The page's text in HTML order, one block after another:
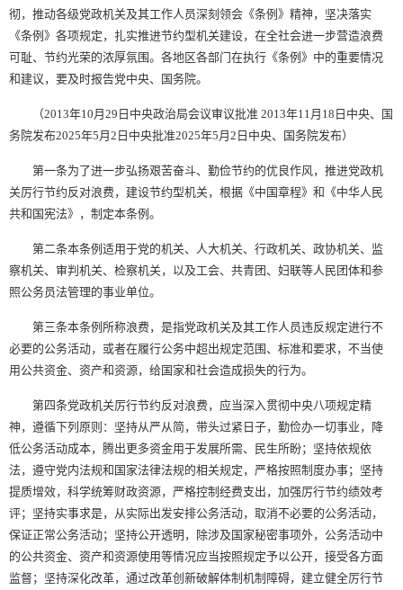
彻，推动各级党政机关及其工作人员深刻领会《条例》精神，坚决落实
《条例》各项规定，扎实推进节约型机关建设，在全社会进一步营造浪费
可耻、节约光荣的浓厚氛围。各地区各部门在执行《条例》中的重要情况
和建议，要及时报告党中央、国务院。
（2013年10月29日中央政治局会议审议批准 2013年11月18日中央、国
务院发布2025年5月2日中央批准2025年5月2日中央、国务院发布）
第一条为了进一步弘扬艰苦奋斗、勤俭节约的优良作风，推进党政机
关厉行节约反对浪费，建设节约型机关，根据《中国章程》和《中华人民
共和国宪法》，制定本条例。
第二条本条例适用于党的机关、人大机关、行政机关、政协机关、监
察机关、审判机关、检察机关，以及工会、共青团、妇联等人民团体和参
照公务员法管理的事业单位。
第三条本条例所称浪费，是指党政机关及其工作人员违反规定进行不
必要的公务活动，或者在履行公务中超出规定范围、标准和要求，不当使
用公共资金、资产和资源，给国家和社会造成损失的行为。
第四条党政机关厉行节约反对浪费，应当深入贯彻中央八项规定精
神，遵循下列原则：坚持从严从简，带头过紧日子，勤俭办一切事业，降
低公务活动成本，腾出更多资金用于发展所需、民生所盼；坚持依规依
法，遵守党内法规和国家法律法规的相关规定，严格按照制度办事；坚持
提质增效，科学统筹财政资源，严格控制经费支出，加强厉行节约绩效考
评；坚持实事求是，从实际出发安排公务活动，取消不必要的公务活动，
保证正常公务活动；坚持公开透明，除涉及国家秘密事项外，公务活动中
的公共资金、资产和资源使用等情况应当按照规定予以公开，接受各方面
监督；坚持深化改革，通过改革创新破解体制机制障碍，建立健全厉行节